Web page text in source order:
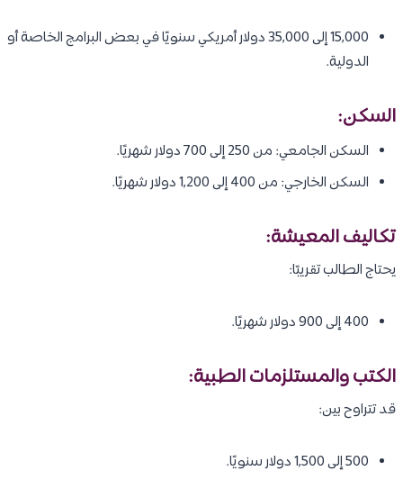
15,000 إلى 35,000 دولار أمريكي سنويًا في بعض البرامج الخاصة أو
الدولية.
السكن:
السكن الجامعي: من 250 إلى 700 دولار شهريًا.
السكن الخارجي: من 400 إلى 1,200 دولار شهريًا.
تكاليف المعيشة:
يحتاج الطالب تقريبًا:
400 إلى 900 دولار شهريًا.
الكتب والمستلزمات الطبية:
قد تتراوح بين:
500 إلى 1,500 دولار سنويًا.